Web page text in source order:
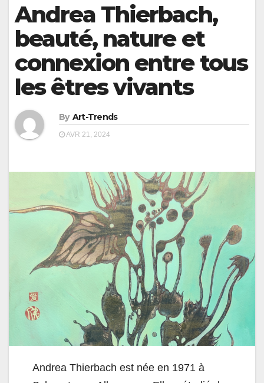
Andrea Thierbach,
beauté, nature et
connexion entre tous
les êtres vivants
By Art-Trends
AVR 21, 2024
Andrea Thierbach est née en 1971 à